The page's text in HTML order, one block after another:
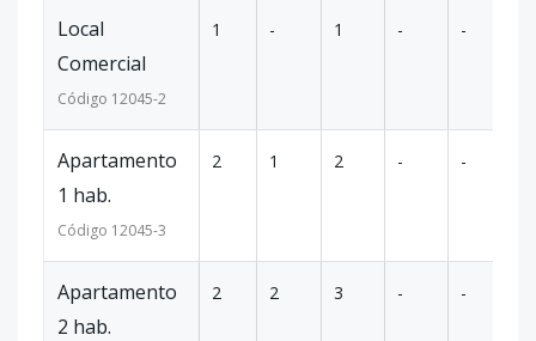
Local
Comercial
Código 12045-2
1 - 1 - -
Apartamento
1 hab.
Código 12045-3
2 1 2 - -
Apartamento
2 hab.
2 2 3 - -